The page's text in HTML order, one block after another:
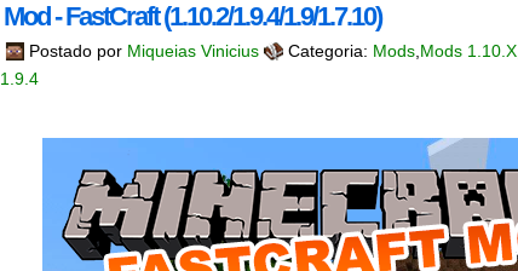
Mod - FastCraft (1.10.2/1.9.4/1.9/1.7.10)
Postado por Miqueias Vinicius Categoria: Mods Mods 1.10.X
1.9.4